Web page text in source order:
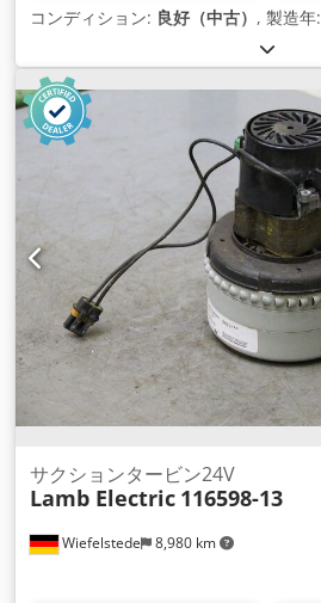
コンディション: 良好（中古） , 製造年:
Wiefelstede 8,980 km
サクションタービン24V
Lamb Electric 116598-13